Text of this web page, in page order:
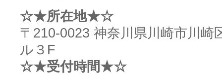
☆★所在地★☆
〒210-0023 神奈川県川崎市川崎
ル３F
☆★受付時間★☆